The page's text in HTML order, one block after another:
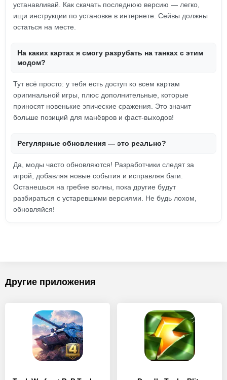
устанавливай. Как скачать последнюю версию — легко,
ищи инструкции по установке в интернете. Сейвы должны
остаться на месте.
На каких картах я смогу разрубать на танках с этим
модом?
Тут всё просто: у тебя есть доступ ко всем картам
оригинальной игры, плюс дополнительные, которые
приносят новенькие эпические сражения. Это значит
больше позиций для манёвров и фаст-выходов!
Регулярные обновления — это реально?
Да, моды часто обновляются! Разработчики следят за
игрой, добавляя новые события и исправляя баги.
Останешься на гребне волны, пока другие будут
разбираться с устаревшими версиями. Не будь лохом,
обновляйся!
Другие приложения